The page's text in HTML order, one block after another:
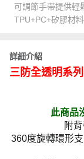
可調節手帶提供輕
TPU+PC+矽膠材
詳細介紹
三防全透明系
此商品
附
360度旋轉環形